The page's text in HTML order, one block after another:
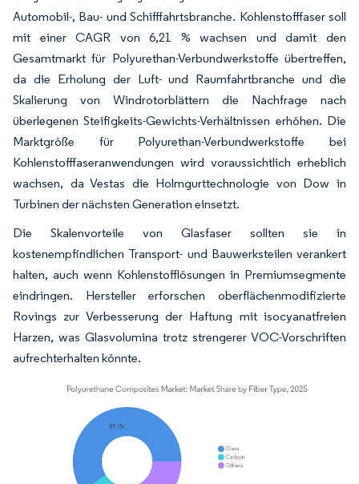
Automobil-, Bau- und Schifffahrtsbranche. Kohlenstofffaser soll
mit einer CAGR von 6,21 % wachsen und damit den
Gesamtmarkt für Polyurethan-Verbundwerkstoffe übertreffen,
da die Erholung der Luft- und Raumfahrtbranche und die
Skalierung von Windrotorblättern die Nachfrage nach
überlegenen Steifigkeits-Gewichts-Verhältnissen erhöhen. Die
Marktgröße für Polyurethan-Verbundwerkstoffe bei
Kohlenstofffaseranwendungen wird voraussichtlich erheblich
wachsen, da Vestas die Holmgurttechnologie von Dow in
Turbinen der nächsten Generation einsetzt.
Die Skalenvorteile von Glasfaser sollten sie in
kostenempfindlichen Transport- und Bauwerksteilen verankert
halten, auch wenn Kohlenstofflösungen in Premiumsegmente
eindringen. Hersteller erforschen oberflächenmodifizierte
Rovings zur Verbesserung der Haftung mit isocyanatfreien
Harzen, was Glasvolumina trotz strengerer VOC-Vorschriften
aufrechterhalten könnte.